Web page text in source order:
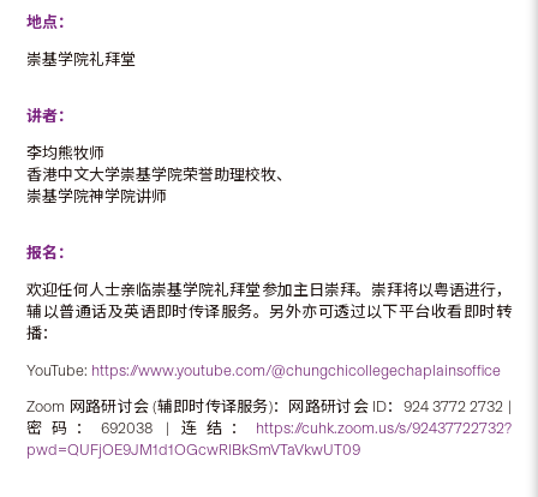
地点：
崇基学院礼拜堂
讲者：
李均熊牧师
香港中文大学崇基学院荣誉助理校牧、
崇基学院神学院讲师
报名：
欢迎任何人士亲临崇基学院礼拜堂参加主日崇拜。崇拜将以粤语进行，
辅以普通话及英语即时传译服务。另外亦可透过以下平台收看即时转
播：
YouTube: https://www.youtube.com/@chungchicollegechaplainsoffice
Zoom 网路研讨会 (辅即时传译服务)：网路研讨会 ID：924 3772 2732 |
密码：692038 | 连结： https://cuhk.zoom.us/s/92437722732?
pwd=QUFjOE9JM1d1OGcwRlBkSmVTaVkwUT09